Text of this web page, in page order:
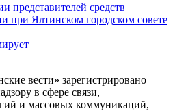
представителей средств
при Ялтинском городском совете
вести» зарегистрировано
в сфере связи,
и массовых коммуникаций,